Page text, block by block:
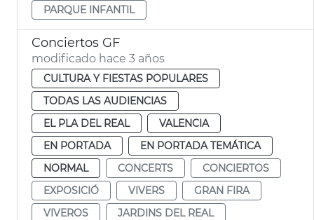
PARQUE INFANTIL
Conciertos GF
modificado hace 3 años
CULTURA Y FIESTAS POPULARES
TODAS LAS AUDIENCIAS
EL PLA DEL REAL
VALENCIA
EN PORTADA
EN PORTADA TEMÁTICA
NORMAL
CONCERTS
CONCIERTOS
EXPOSICIÓ
VIVERS
GRAN FIRA
VIVEROS
JARDINS DEL REAL